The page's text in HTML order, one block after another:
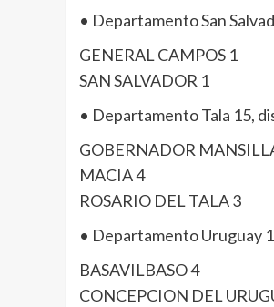
• Departamento San
GENERAL CAMPOS 1
SAN SALVADOR 1
• Departamento Tala 15,
GOBERNADOR
MACIA 4
ROSARIO DEL TALA 3
• Departamento Uruguay
BASAVILBASO 4
CONCEPCION DEL